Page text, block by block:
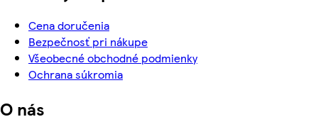
Cena doručenia
Bezpečnosť pri nákupe
Všeobecné obchodné podmienky
Ochrana súkromia
O nás